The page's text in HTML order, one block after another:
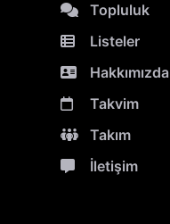
Topluluk
Listeler
Hakkımızda
Takvim
Takım
İletişim